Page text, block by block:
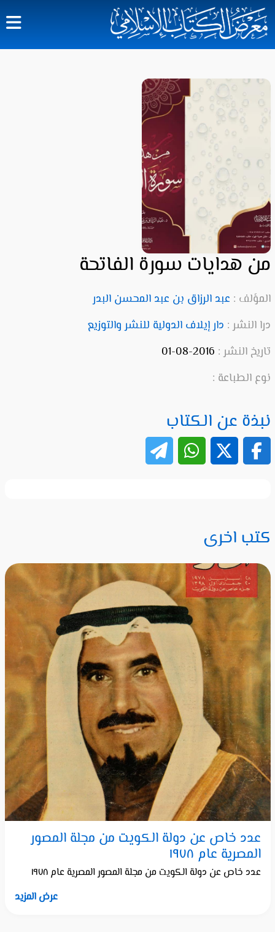
من هدايات سورة الفاتحة
المؤلف : عبد الرزاق بن عبد المحسن البدر
درا النشر : دار إيلاف الدولية للنشر والتوزيع
تاريخ النشر : 2016-08-01
نوع الطباعة :
نبذة عن الكتاب
كتب اخرى
عدد خاص عن دولة الكويت من مجلة المصور
المصرية عام ١٩٧٨
عدد خاص عن دولة الكويت من مجلة المصور المصرية عام ١٩٧٨
عرض المزيد